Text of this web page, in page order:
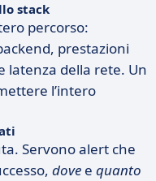
stack
percorso:
prestazioni
latenza della rete. Un
l’intero
Servono alert che
dove e quanto